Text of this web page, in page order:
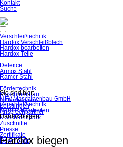
Navigation
überspringen
Kontakt
Suche
Navigation
überspringen
Verschleißtechnik
Hardox Verschleißblech
Hardox bearbeiten
Hardox Teile
Defence
Armox Stahl
Ramor Stahl
Fördertechnik
Maschinenbau
Unternehmen
Leistungen
Ansprechpartner
Maschinenpark
Zuschnitte
Presse
Zertifikate
Downloads
Sie sind hier:
MFV Maschinenbau GmbH
Verschleißtechnik
Hardox bearbeiten
Hardox biegen
Hardox biegen